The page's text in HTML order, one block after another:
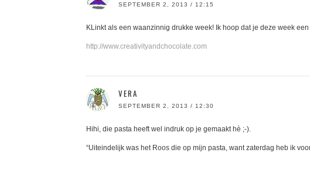
SEPTEMBER 2, 2013 / 12:15
KLinkt als een waanzinnig drukke week! Ik hoop dat je deze week
http://www.creativityandchocolate.com
VERA
SEPTEMBER 2, 2013 / 12:30
Hihi, die pasta heeft wel indruk op je gemaakt hè ;-).
“Uiteindelijk was het Roos die op mijn pasta, want zaterdag heb ik